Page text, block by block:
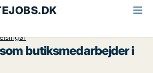
butiksmedarbejder i